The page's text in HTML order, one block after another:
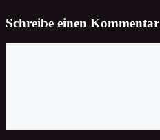
Schreibe einen Kommentar